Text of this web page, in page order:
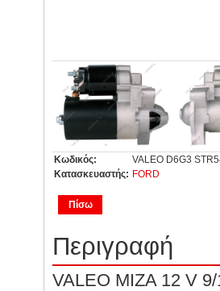
Κωδικός:
VALEO D6G3
Κατασκευαστής: FORD
Πίσω
Περιγραφή
VALEO MIZA 12 V